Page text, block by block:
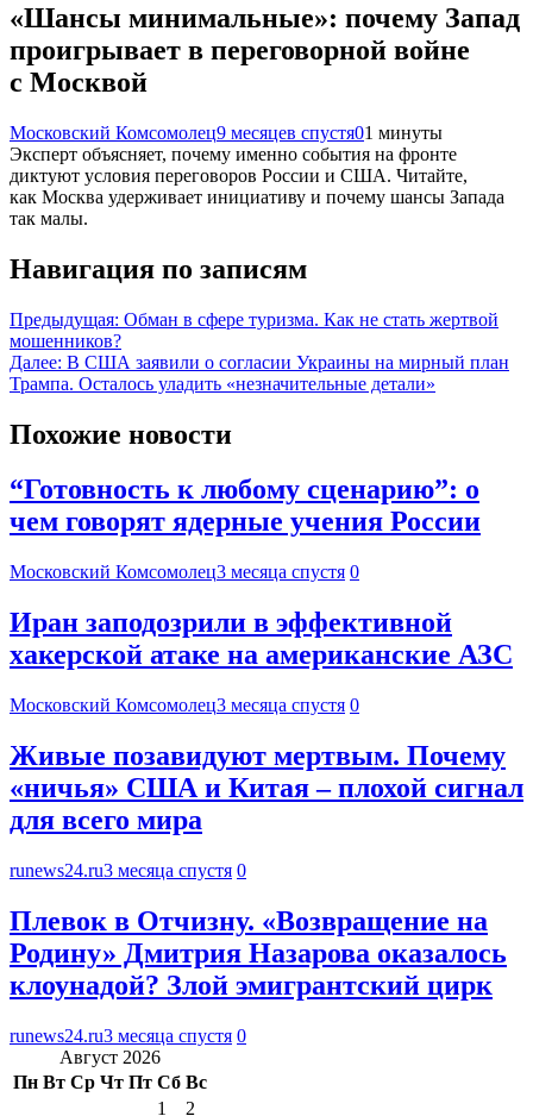
«Шансы минимальные»: почему Запад
проигрывает в переговорной войне
с Москвой
Московский Комсомолец9 месяцев спустя01 минуты
Эксперт объясняет, почему именно события на фронте
диктуют условия переговоров России и США. Читайте,
как Москва удерживает инициативу и почему шансы Запада
так малы.
Навигация по записям
Предыдущая: Обман в сфере туризма. Как не стать жертвой
мошенников?
Далее: В США заявили о согласии Украины на мирный план
Трампа. Осталось уладить «незначительные детали»
Похожие новости
“Готовность к любому сценарию”: о
чем говорят ядерные учения России
Московский Комсомолец3 месяца спустя 0
Иран заподозрили в эффективной
хакерской атаке на американские АЗС
Московский Комсомолец3 месяца спустя 0
Живые позавидуют мертвым. Почему
«ничья» США и Китая – плохой сигнал
для всего мира
runews24.ru3 месяца спустя 0
Плевок в Отчизну. «Возвращение на
Родину» Дмитрия Назарова оказалось
клоунадой? Злой эмигрантский цирк
runews24.ru3 месяца спустя 0
Август 2026
Пн Вт Ср Чт Пт Сб Вс
1
2